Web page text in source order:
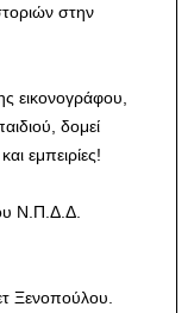
στην
εικονογράφου,
δομεί
εμπειρίες!
Ν.Π.Δ.Δ.
Ξενοπούλου.